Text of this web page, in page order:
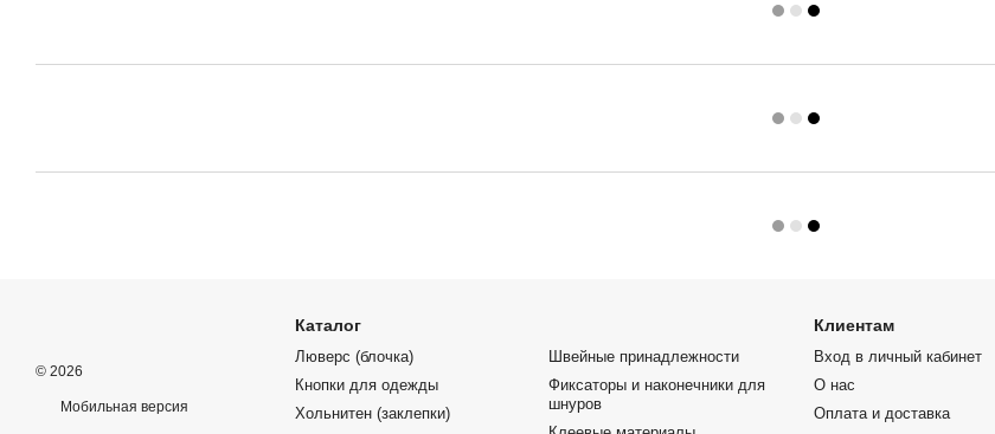
© 2026
Мобильная версия
Каталог
Люверс (блочка)
Кнопки для одежды
Хольнитен (заклепки)
Швейные принадлежности
Фиксаторы и наконечники для
шнуров
Клиентам
Вход в личный кабинет
О нас
Оплата и доставка